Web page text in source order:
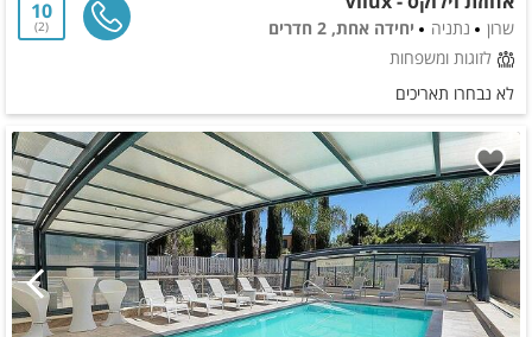
שרון נתניה
יחידה אחת, 2 חדרים
לזוגות ומשפחות
10
2
לא נבחרו תאריכים